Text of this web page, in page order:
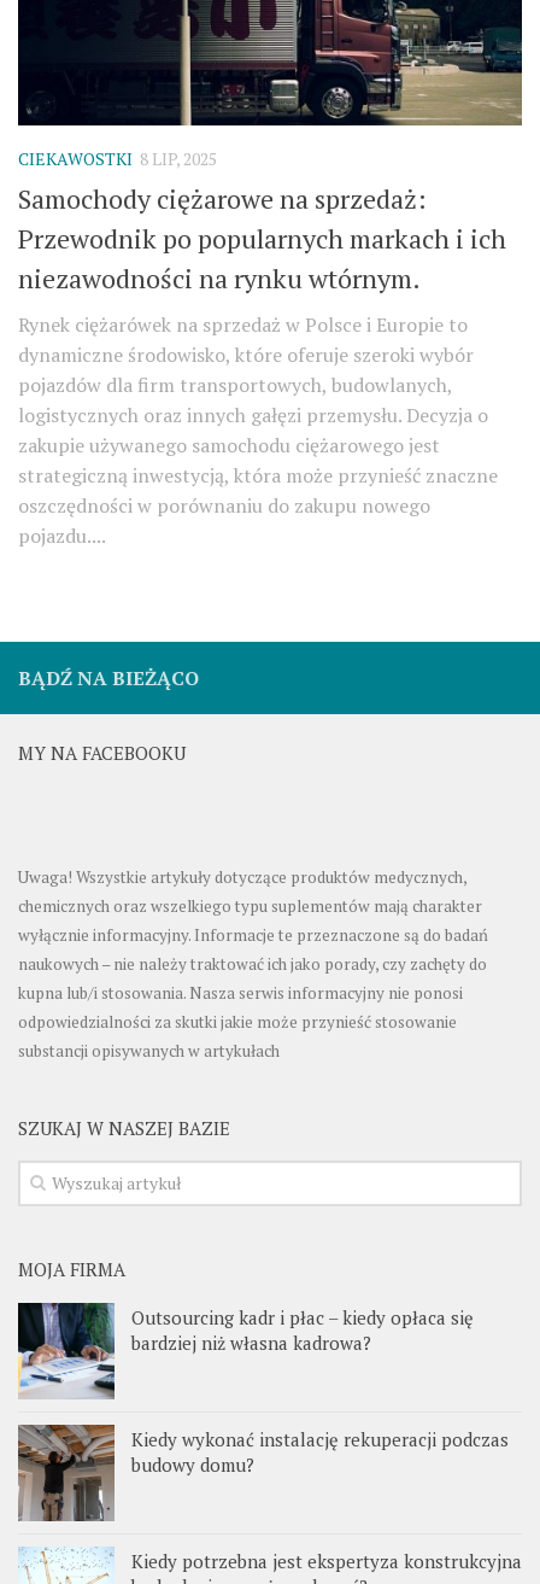
CIEKAWOSTKI 8 LIP, 2025
Samochody ciężarowe na sprzedaż:
Przewodnik po popularnych markach i ich
niezawodności na rynku wtórnym.
Rynek ciężarówek na sprzedaż w Polsce i Europie to
dynamiczne środowisko, które oferuje szeroki wybór
pojazdów dla firm transportowych, budowlanych,
logistycznych oraz innych gałęzi przemysłu. Decyzja o
zakupie używanego samochodu ciężarowego jest
strategiczną inwestycją, która może przynieść znaczne
oszczędności w porównaniu do zakupu nowego
pojazdu....
BĄDŹ NA BIEŻĄCO
MY NA FACEBOOKU
Uwaga! Wszystkie artykuły dotyczące produktów medycznych,
chemicznych oraz wszelkiego typu suplementów mają charakter
wyłącznie informacyjny. Informacje te przeznaczone są do badań
naukowych – nie należy traktować ich jako porady, czy zachęty do
kupna lub/i stosowania. Nasza serwis informacyjny nie ponosi
odpowiedzialności za skutki jakie może przynieść stosowanie
substancji opisywanych w artykułach
SZUKAJ W NASZEJ BAZIE
MOJA FIRMA
Outsourcing kadr i płac – kiedy opłaca się
bardziej niż własna kadrowa?
Kiedy wykonać instalację rekuperacji podczas
budowy domu?
Kiedy potrzebna jest ekspertyza konstrukcyjna